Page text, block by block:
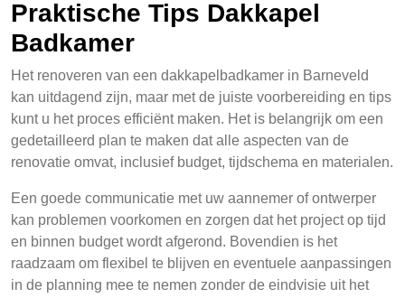
Praktische Tips Dakkapel
Badkamer
Het renoveren van een dakkapelbadkamer in Barneveld
kan uitdagend zijn, maar met de juiste voorbereiding en tips
kunt u het proces efficiënt maken. Het is belangrijk om een
gedetailleerd plan te maken dat alle aspecten van de
renovatie omvat, inclusief budget, tijdschema en materialen.
Een goede communicatie met uw aannemer of ontwerper
kan problemen voorkomen en zorgen dat het project op tijd
en binnen budget wordt afgerond. Bovendien is het
raadzaam om flexibel te blijven en eventuele aanpassingen
in de planning mee te nemen zonder de eindvisie uit het